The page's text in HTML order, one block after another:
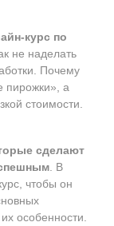
курс по
не наделать
Почему
пирожки», а
стоимости.
сделают
. В
чтобы он
особенности.